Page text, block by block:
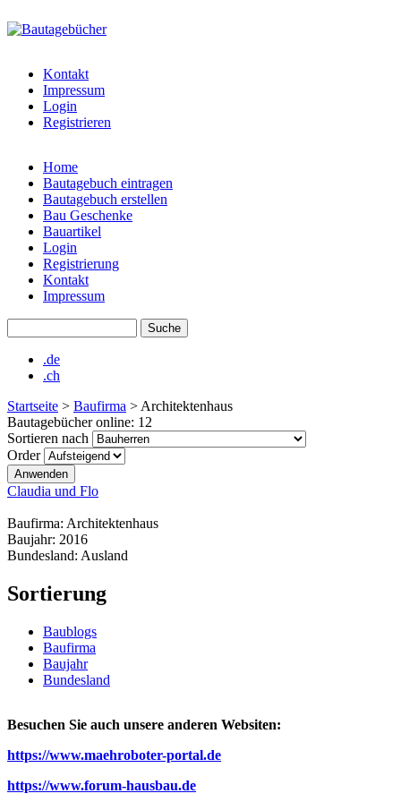
www.bautagebuecher.at
Kontakt
Impressum
Login
Registrieren
Hauptmenü
Home
Bautagebuch eintragen
Bautagebuch erstellen
Bau Geschenke
Bauartikel
Login
Registrierung
Kontakt
Impressum
.de
.ch
Startseite > Baufirma > Architektenhaus
Bautagebücher online: 12
Sortieren nach
Order
Claudia und Flo
Baufirma: Architektenhaus
Baujahr: 2016
Bundesland: Ausland
Sortierung
Baublogs
Baufirma
Baujahr
Bundesland
Besuchen Sie auch unsere anderen Websiten:
https://www.maehroboter-portal.de
https://www.forum-hausbau.de